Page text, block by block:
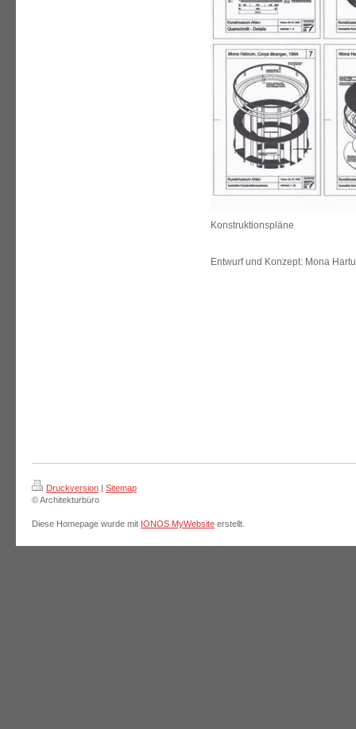
Konstruktionspläne
Entwurf und Konzept: Mona
Druckversion | Sitemap
© Architekturbüro
Diese Homepage wurde mit IONOS MyWebsite erstellt.